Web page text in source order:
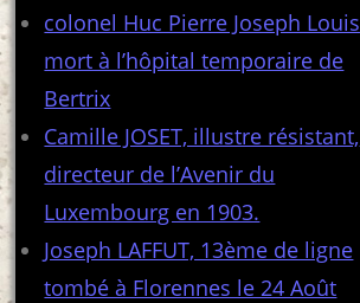
colonel Huc Pierre Joseph Louis
mort à l’hôpital temporaire de
Bertrix
Camille JOSET, illustre résistant,
directeur de l’Avenir du
Luxembourg en 1903.
Joseph LAFFUT, 13ème de ligne
tombé à Florennes le 24 Août